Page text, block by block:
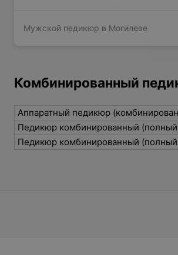
Мужской педикюр в Могилеве
Комбинированный
Аппаратный педикюр
Педикюр комбинированный
Педикюр комбинированный